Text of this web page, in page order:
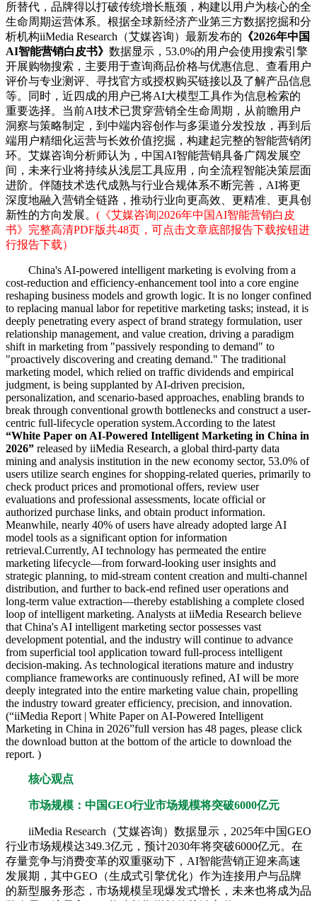
所替代，品牌得以打破传统增长瓶颈，构建以用户为核心的全
生命周期运营体系。根据全球新经济产业第三方数据挖掘和分
析机构iiMedia Research（艾媒咨询）最新发布的 《2026年中国
AI智能营销白皮书》 数据显示，53.0%的用户会使用搜索引擎
开展购物搜索，主要用于查询商品价格与优惠信息、查看用户
评价与专业测评、寻找官方或授权购买链接以及了解产品信息
等。同时，近四成的用户已将AI大模型工具作为信息检索的
重要选择。当前AI技术已贯穿营销全生命周期，从前瞻用户
洞察与策略制定，到中端内容创作与多渠道分发投放，再到后
端用户精细化运营与长效价值挖掘，构建起完整的智能营销闭
环。艾媒咨询分析师认为，中国AI智能营销具备广阔发展空
间，未来行业将持续从浅层工具应用，向全流程智能决策层面
进阶。伴随技术迭代成熟与行业合规体系不断完善，AI将更
深度地融入营销全链路，推动行业向更高效、更精准、更具创
新性的方向发展。 (《艾媒咨询|2026年中国AI智能营销白皮
书》完整高清PDF版共48页，可点击文章底部报告下载按钮进
行报告下载）
China's AI-powered intelligent marketing is evolving from a
cost-reduction and efficiency-enhancement tool into a core engine
reshaping business models and growth logic. It is no longer confined
to replacing manual labor for repetitive marketing tasks; instead, it is
deeply penetrating every aspect of brand strategy formulation, user
relationship management, and value creation, driving a paradigm
shift in marketing from "passively responding to demand" to
"proactively discovering and creating demand." The traditional
marketing model, which relied on traffic dividends and empirical
judgment, is being supplanted by AI-driven precision,
personalization, and scenario-based approaches, enabling brands to
break through conventional growth bottlenecks and construct a user-
centric full-lifecycle operation system.According to the latest
“White Paper on AI-Powered Intelligent Marketing in China in
2026” released by iiMedia Research, a global third-party data
mining and analysis institution in the new economy sector, 53.0% of
users utilize search engines for shopping-related queries, primarily to
check product prices and promotional offers, review user
evaluations and professional assessments, locate official or
authorized purchase links, and obtain product information.
Meanwhile, nearly 40% of users have already adopted large AI
model tools as a significant option for information
retrieval.Currently, AI technology has permeated the entire
marketing lifecycle—from forward-looking user insights and
strategic planning, to mid-stream content creation and multi-channel
distribution, and further to back-end refined user operations and
long-term value extraction—thereby establishing a complete closed
loop of intelligent marketing. Analysts at iiMedia Research believe
that China's AI intelligent marketing sector possesses vast
development potential, and the industry will continue to advance
from superficial tool application toward full-process intelligent
decision-making. As technological iterations mature and industry
compliance frameworks are continuously refined, AI will be more
deeply integrated into the entire marketing value chain, propelling
the industry toward greater efficiency, precision, and innovation.
(“iiMedia Report | White Paper on AI-Powered Intelligent
Marketing in China in 2026”full version has 48 pages, please click
the download button at the bottom of the article to download the
report. )
核心观点
市场规模：中国GEO行业市场规模将突破6000亿元
iiMedia Research（艾媒咨询）数据显示，2025年中国GEO
行业市场规模达349.3亿元，预计2030年将突破6000亿元。在
存量竞争与消费变革的双重驱动下，AI智能营销正迎来高速
发展期，其中GEO（生成式引擎优化）作为连接用户与品牌
的新型服务形态，市场规模呈现爆发式增长，未来也将成为品